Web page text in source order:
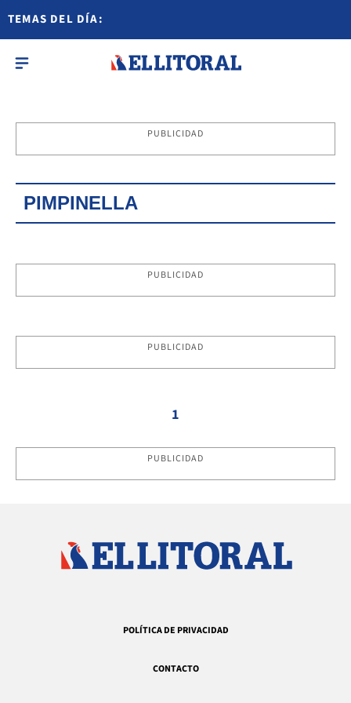
TEMAS DEL DÍA:
PUBLICIDAD
PIMPINELLA
PUBLICIDAD
PUBLICIDAD
1
PUBLICIDAD
POLÍTICA DE PRIVACIDAD
CONTACTO